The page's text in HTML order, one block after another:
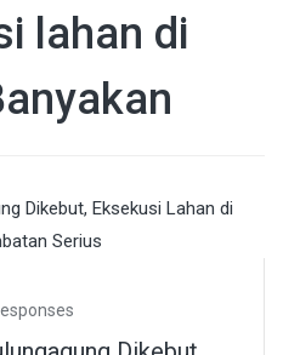
lahan di